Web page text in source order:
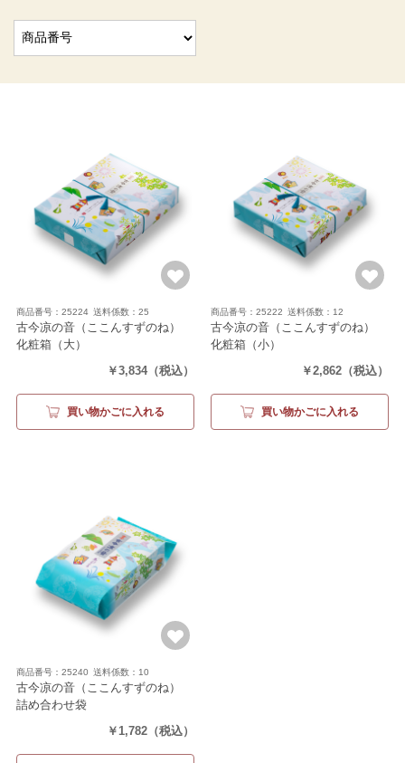
商品番号：25224 送料係数：25
古今凉の音（ここんすずのね）
化粧箱（大）
（18袋+涼菓4個）
￥3,834（税込）
買い物かごに入れる
商品番号：25222 送料係数：12
古今凉の音（ここんすずのね）
化粧箱（小）
（15袋+涼菓3個）
￥2,862 （税込）
買い物かごに入れる
商品番号：25240 送料係数：10
古今凉の音（ここんすずのね）
詰め合わせ袋
￥1,782 （税込）